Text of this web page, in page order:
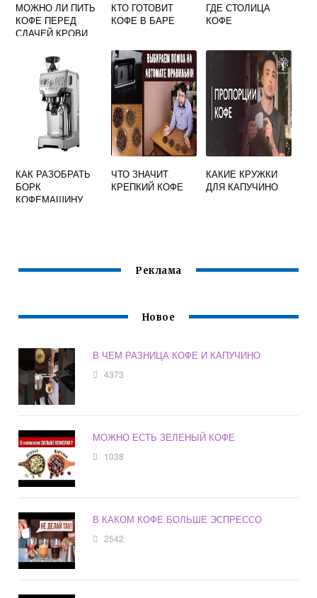
МОЖНО ЛИ ПИТЬ
КОФЕ ПЕРЕД
СДАЧЕЙ КРОВИ
КТО ГОТОВИТ
КОФЕ В БАРЕ
ГДЕ СТОЛИЦА
КОФЕ
КАК РАЗОБРАТЬ
БОРК
КОФЕМАШИНУ
ЧТО ЗНАЧИТ
КРЕПКИЙ КОФЕ
КАКИЕ КРУЖКИ
ДЛЯ КАПУЧИНО
Реклама
Новое
В ЧЕМ РАЗНИЦА КОФЕ И КАПУЧИНО
4373
МОЖНО ЕСТЬ ЗЕЛЕНЫЙ КОФЕ
1038
В КАКОМ КОФЕ БОЛЬШЕ ЭСПРЕССО
2542